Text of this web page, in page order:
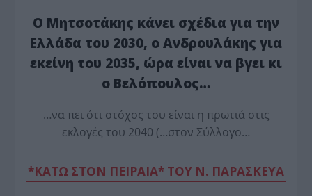
Ο Μητσοτάκης κάνει σχέδια για την
Ελλάδα του 2030, ο Ανδρουλάκης για
εκείνη του 2035, ώρα είναι να βγει κι
ο Βελόπουλος…
…να πει ότι στόχος του είναι η πρωτιά στις
εκλογές του 2040 (…στον Σύλλογο…
*ΚΑΤΩ ΣΤΟΝ ΠΕΙΡΑΙΑ* ΤΟΥ Ν. ΠΑΡΑΣΚΕΥΑ